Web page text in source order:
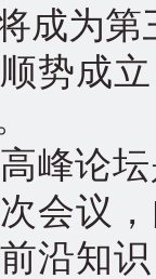
成为
势成
论坛
会议
沿知